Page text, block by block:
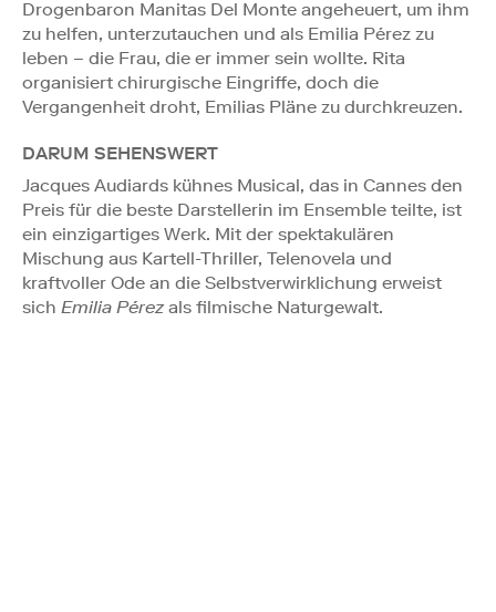
Drogenbaron Manitas Del Monte angeheuert, um ihm
zu helfen, unterzutauchen und als Emilia Pérez zu
leben – die Frau, die er immer sein wollte. Rita
organisiert chirurgische Eingriffe, doch die
Vergangenheit droht, Emilias Pläne zu durchkreuzen.
DARUM SEHENSWERT
Jacques Audiards kühnes Musical, das in Cannes den
Preis für die beste Darstellerin im Ensemble teilte, ist
ein einzigartiges Werk. Mit der spektakulären
Mischung aus Kartell-Thriller, Telenovela und
kraftvoller Ode an die Selbstverwirklichung erweist
sich Emilia Pérezals filmische Naturgewalt.